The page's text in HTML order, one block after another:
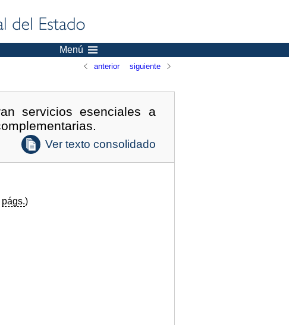
Menú
anterior siguiente
servicios esenciales a
Ver texto consolidado
págs.)